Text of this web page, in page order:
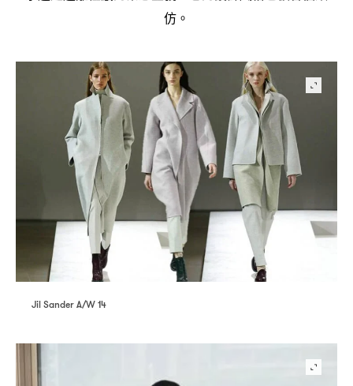
仿。
Jil Sander A/W 14